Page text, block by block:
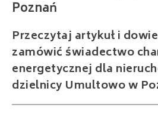
Przeczytaj artykuł i
zamówić świadectwo
energetycznej dla
dzielnicy Umultowo w